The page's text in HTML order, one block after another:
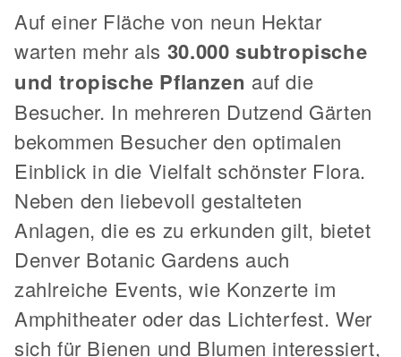
Auf einer Fläche von neun Hektar
warten mehr als 30.000 subtropische
und tropische Pflanzen auf die
Besucher. In mehreren Dutzend Gärten
bekommen Besucher den optimalen
Einblick in die Vielfalt schönster Flora.
Neben den liebevoll gestalteten
Anlagen, die es zu erkunden gilt, bietet
Denver Botanic Gardens auch
zahlreiche Events, wie Konzerte im
Amphitheater oder das Lichterfest. Wer
sich für Bienen und Blumen interessiert,